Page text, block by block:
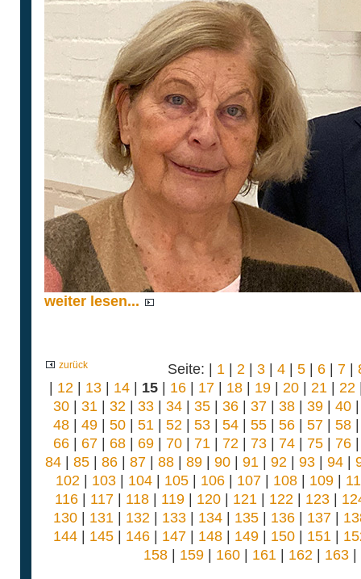
weiter lesen...
zurück Seite: | 1 | 2 | 3 | 4 | 5 | 6 | 7 |
| 12 | 13| 14| 15| 16| 17| 18| 19| 20| 21 | 22
30| 31 | 32 | 33| 34| 35| 36| 37| 38| 39| 40
48| 49| 50| 51 | 52 | 53| 54| 55| 56| 57| 58
66| 67| 68| 69| 70| 71 | 72 | 73| 74| 75| 76
84| 85| 86| 87| 88| 89| 90| 91 | 92 | 93| 94|
102 | 103 | 104 | 105 | 106 | 107 | 108 | 109 |
116| 117| 118| 119| 120| 121 | 122 | 123|
130| 131 | 132 | 133| 134| 135| 136| 137|
144| 145| 146| 147| 148| 149| 150| 151 |
158 | 159 | 160 | 161 | 162 | 163 |